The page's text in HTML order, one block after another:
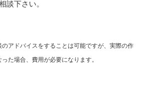
談下さい。
アドバイスをすることは可能ですが、実際の作
た場合、費用が必要になります。